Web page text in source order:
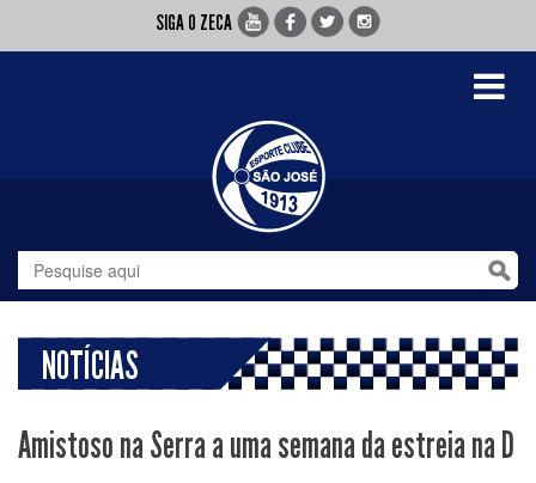
SIGA O ZECA
Toggle
NOTÍCIAS
Amistoso na Serra a uma semana da estreia na D